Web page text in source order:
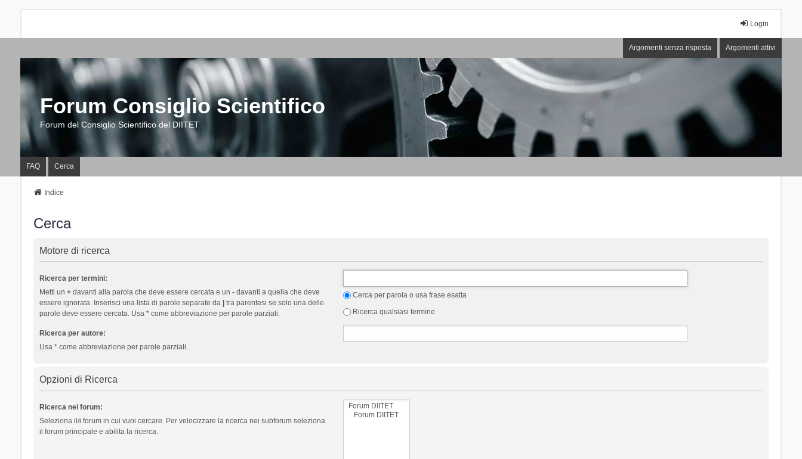
Login
Argomenti senza risposta Argomenti attivi
Forum Consiglio Scientifico
Forum del Consiglio Scientifico del DIITET
FAQ Cerca
Indice
Cerca
Motore di ricerca
Ricerca per termini:
Metti un +davanti alla parola che deve essere cercata e un -davanti a quella che deve
essere ignorata. Inserisci una lista di parole separate da |tra parentesi se solo una delle
parole deve essere cercata. Usa * come abbreviazione per parole parziali.
Cerca per parola o usa frase esatta
Ricerca qualsiasi termine
Ricerca per autore:
Usa * come abbreviazione per parole parziali.
Opzioni di Ricerca
Ricerca nei forum:
Seleziona il/i forum in cui vuoi cercare. Per velocizzare la ricerca nei subforum seleziona
il forum principale e abilita la ricerca.